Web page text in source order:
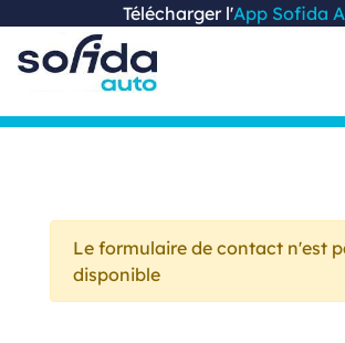
Télécharger l'App Sofida
Le formulaire de contact n'est
disponible